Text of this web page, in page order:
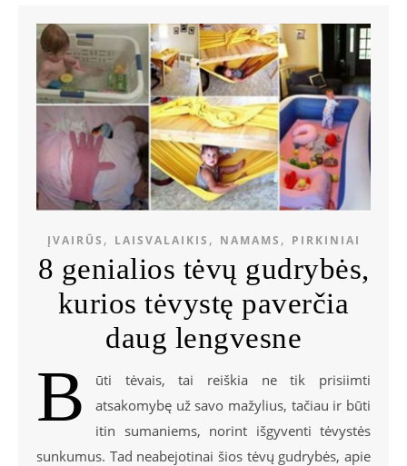
ĮVAIRŪS , LAISVALAIKIS , NAMAMS , PIRKINIAI
8 genialios tėvų gudrybės,
kurios tėvystę paverčia
daug lengvesne
B
ūti tėvais, tai reiškia ne tik prisiimti
atsakomybę už savo mažylius, tačiau ir būti
itin sumaniems, norint išgyventi tėvystės
sunkumus. Tad neabejotinai šios tėvų gudrybės, apie